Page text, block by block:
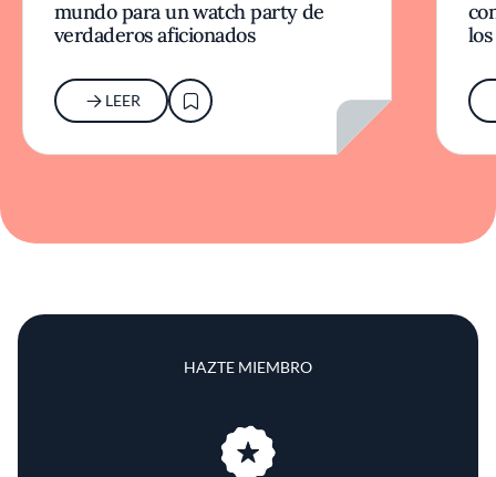
mundo para un watch party de
verdaderos aficionados
LEER
HAZTE MIEMBRO